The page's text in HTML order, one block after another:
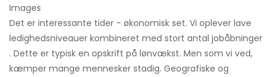
Images
Det er interessante tider - økonomisk set. Vi oplever lave
ledighedsniveauer kombineret med stort antal jobåbninger
. Dette er typisk en opskrift på lønvækst. Men som vi ved,
kæmper mange mennesker stadig. Geografiske og